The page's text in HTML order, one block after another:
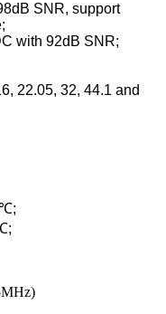
SNR, support
with 92dB SNR;
22.05, 32, 44.1 and